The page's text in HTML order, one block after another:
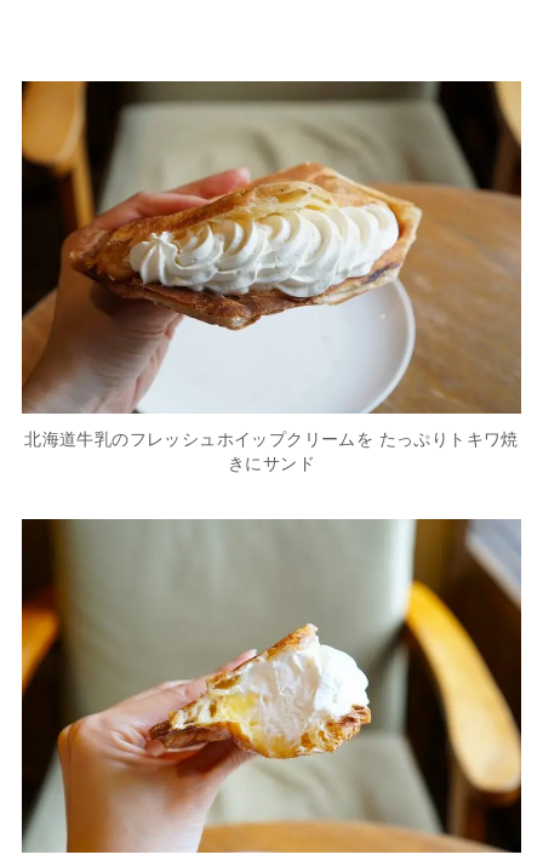
北海道牛乳のフレッシュホイップクリームを たっぷりトキワ焼
きにサンド